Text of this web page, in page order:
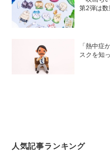
第2弾は数
「熱中症
スクを知
人気記事ランキング